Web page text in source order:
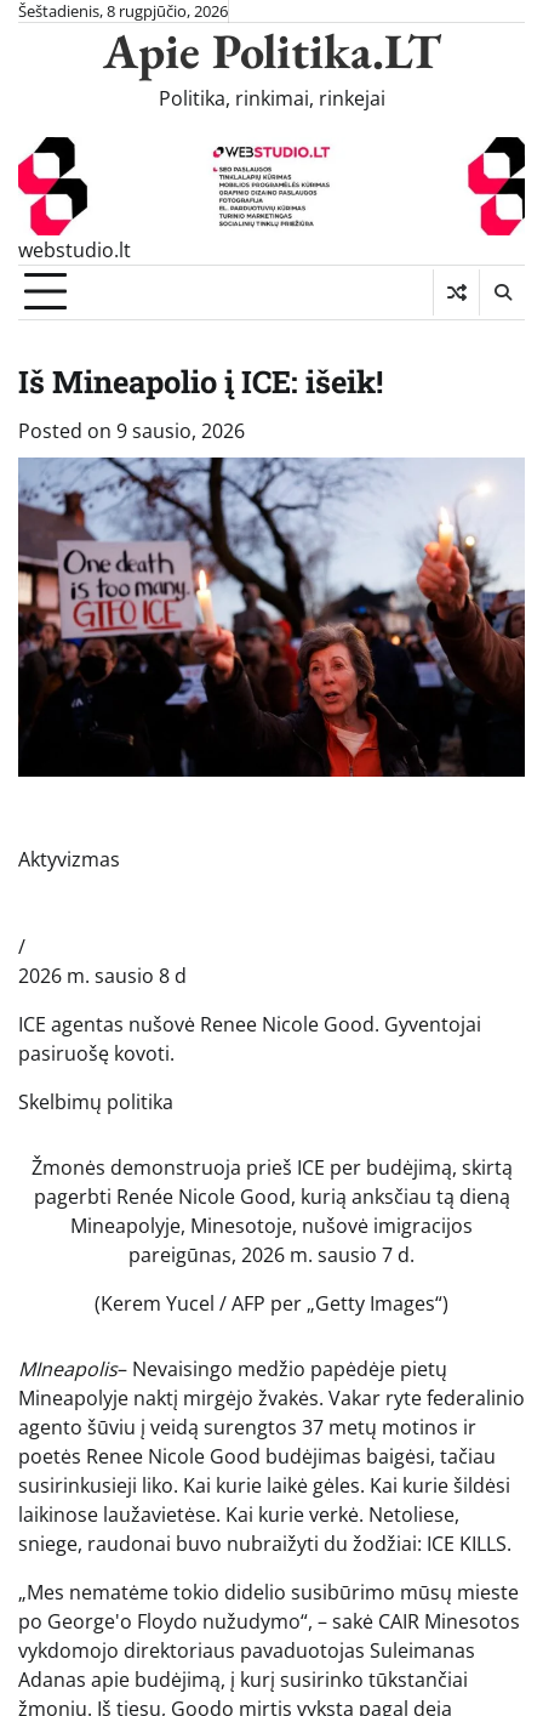
SkipŠeštadienis, 8 rugpjūčio, 2026
Apie Politika.LT
Politika, rinkimai, rinkejai
webstudio.lt
Iš Mineapolio į ICE: išeik!
Posted on 9 sausio, 2026
Aktyvizmas
/
2026 m. sausio 8 d
ICE agentas nušovė Renee Nicole Good. Gyventojai
pasiruošę kovoti.
Skelbimų politika
Žmonės demonstruoja prieš ICE per budėjimą, skirtą
pagerbti Renée Nicole Good, kurią anksčiau tą dieną
Mineapolyje, Minesotoje, nušovė imigracijos
pareigūnas, 2026 m. sausio 7 d.
(Kerem Yucel / AFP per „Getty Images“)
MIneapolis– Nevaisingo medžio papėdėje pietų
Mineapolyje naktį mirgėjo žvakės. Vakar ryte federalinio
agento šūviu į veidą surengtos 37 metų motinos ir
poetės Renee Nicole Good budėjimas baigėsi, tačiau
susirinkusieji liko. Kai kurie laikė gėles. Kai kurie šildėsi
laikinose laužavietėse. Kai kurie verkė. Netoliese,
sniege, raudonai buvo nubraižyti du žodžiai: ICE KILLS.
„Mes nematėme tokio didelio susibūrimo mūsų mieste
po George'o Floydo nužudymo“, – sakė CAIR Minesotos
vykdomojo direktoriaus pavaduotojas Suleimanas
Adanas apie budėjimą, į kurį susirinko tūkstančiai
žmonių. Iš tiesų, Goodo mirtis vyksta pagal deja